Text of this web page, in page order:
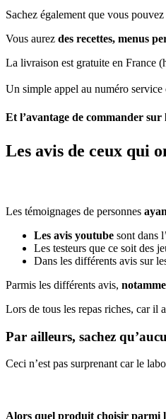
Sachez également que vous
Vous aurez des recettes, menus
La livraison est gratuite en France
Un simple appel au numéro
Et l’avantage de commander
Les avis de ceux qui
Les témoignages de personnes
Les avis youtube sont dans
Les testeurs que ce soit des
Dans les différents avis sur
Parmis les différents avis,
Lors de tous les repas riches, car il
Par ailleurs, sachez
Ceci n’est pas surprenant car le
Alors quel produit choisir parmi